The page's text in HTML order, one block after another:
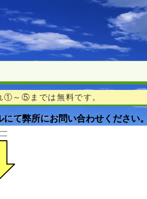
①～⑤までは無料です。
て弊所にお問い合わせください